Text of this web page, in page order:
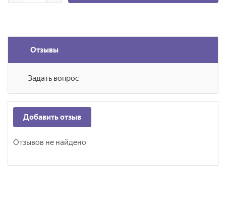
Отзывы
Задать вопрос
Добавить отзыв
Отзывов не найдено